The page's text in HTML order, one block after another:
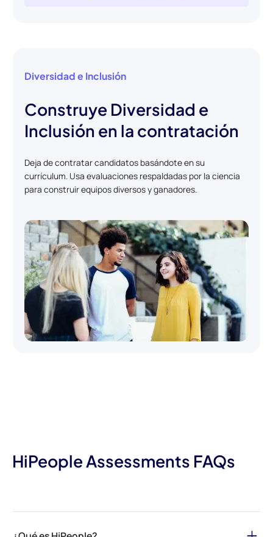
Diversidad e Inclusión
Construye Diversidad e
Inclusión en la contratación
Deja de contratar candidatos basándote en su
currículum. Usa evaluaciones respaldadas por la ciencia
para construir equipos diversos y ganadores.
HiPeople Assessments FAQs